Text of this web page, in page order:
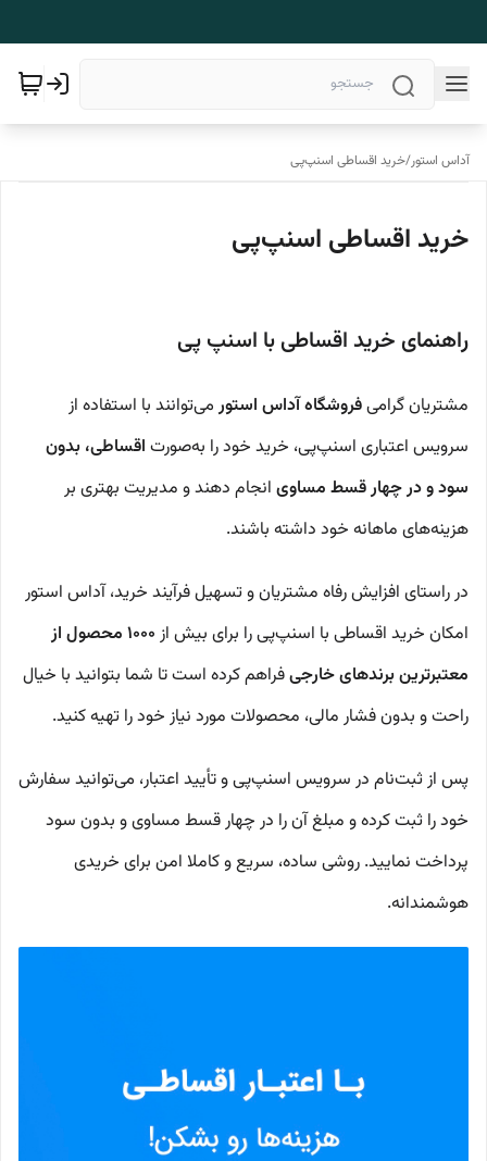
آداس استور/خرید اقساطی اسنپ‌پی
خرید اقساطی اسنپ‌پی
راهنمای خرید اقساطی با اسنپ پی
مشتریان گرامیفروشگاه آداس استورمی‌توانند با استفاده از
سرویس اعتباری اسنپ‌پی، خرید خود را به‌صورت اقساطی، بدون
سود و در چهار قسط مساوی انجام دهند و مدیریت بهتری بر
هزینه‌های ماهانه خود داشته باشند.
در راستای افزایش رفاه مشتریان و تسهیل فرآیند خرید، آداس استور
امکان خرید اقساطی با اسنپ‌پی را برای بیش از
1000 محصول از
معتبرترین برندهای خارجیفراهم کرده است تا شما بتوانید با خیال
راحت و بدون فشار مالی، محصولات مورد نیاز خود را تهیه کنید.
پس از ثبت‌نام در سرویس اسنپ‌پی و تأیید اعتبار، می‌توانید سفارش
خود را ثبت کرده و مبلغ آن را در چهار قسط مساوی و بدون سود
پرداخت نمایید. روشی ساده، سریع و کاملا امن برای خریدی
هوشمندانه.